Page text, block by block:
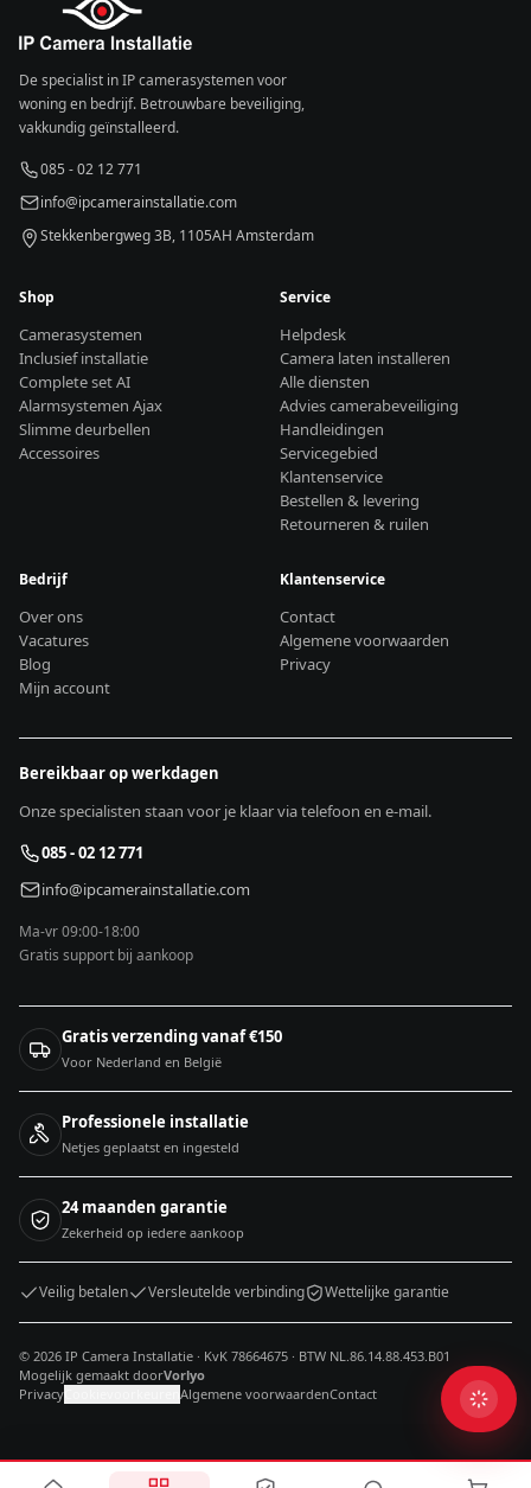
De specialist in IP camerasystemen voor
woning en bedrijf. Betrouwbare beveiliging,
vakkundig geïnstalleerd.
085 - 02 12 771
info@ipcamerainstallatie.com
Stekkenbergweg 3B, 1105AH Amsterdam
Shop
Camerasystemen
Inclusief installatie
Complete set AI
Alarmsystemen Ajax
Slimme deurbellen
Accessoires
Service
Helpdesk
Camera laten installeren
Alle diensten
Advies camerabeveiliging
Handleidingen
Servicegebied
Klantenservice
Bestellen & levering
Retourneren & ruilen
Bedrijf
Over ons
Vacatures
Blog
Mijn account
Klantenservice
Contact
Algemene voorwaarden
Privacy
Bereikbaar op werkdagen
Onze specialisten staan voor je klaar via telefoon en e-mail.
085 - 02 12 771
info@ipcamerainstallatie.com
Ma-vr 09:00-18:00
Gratis support bij aankoop
Gratis verzending vanaf €150
Voor Nederland en België
Professionele installatie
Netjes geplaatst en ingesteld
24 maanden garantie
Zekerheid op iedere aankoop
Veilig betalen Versleutelde verbinding Wettelijke garantie
© 2026 IP Camera Installatie · KvK 78664675 · BTW NL.86.14.88.453.B01
Mogelijk gemaakt doorVorlyo
Privacy
Algemene voorwaardenContact